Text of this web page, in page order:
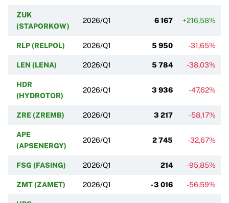
ZUK
(STAPORKOW)
2026/Q1 6 167 +216,58%
RLP (RELPOL) 2026/Q1 5 950 -31,65%
LEN (LENA) 2026/Q1 5 784 -38,03%
HDR
(HYDROTOR)
2026/Q1 3 936 -47,62%
ZRE (ZREMB) 2026/Q1 3 217 -58,17%
APE
(APSENERGY)
2026/Q1 2 745 -32,67%
FSG (FASING) 2026/Q1 214 -95,85%
ZMT (ZAMET) 2026/Q1 -3 016 -56,59%